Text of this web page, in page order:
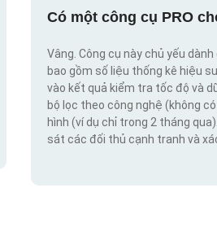
Có một công cụ PRO
Vâng. Công cụ này chủ yếu
bao gồm số liệu thống kê hiệu
vào kết quả kiểm tra tốc độ và
bộ lọc theo công nghệ (không
hình (ví dụ chỉ trong 2 tháng
sát các đối thủ cạnh tranh và